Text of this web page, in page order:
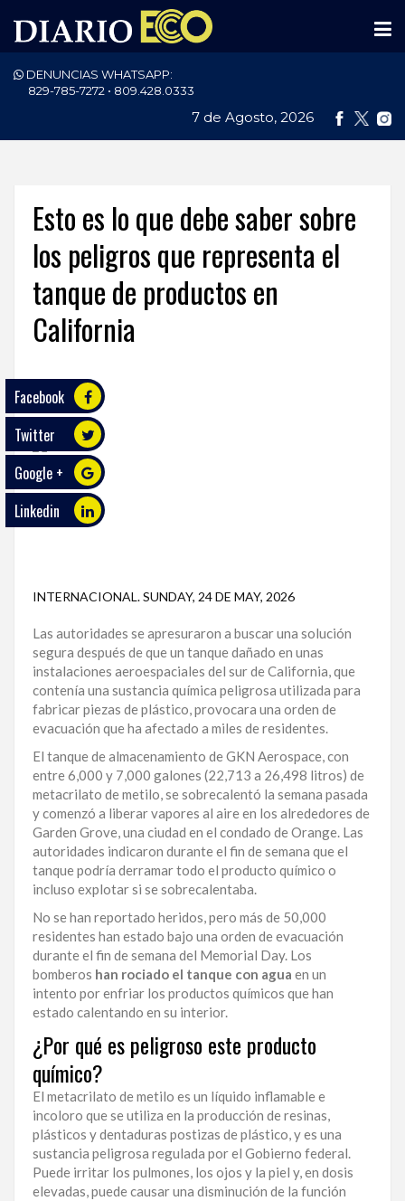
DENUNCIAS WHATSAPP:
829-785-7272 • 809.428.0333
7 de Agosto, 2026
PORTADA
ECONOMÍA
DEPORTES
ENTRETENIMIENTO
TECNOLOGÍA
ECO
PLAY
TRABAJOS
DE
NACIONAL
SANTO
DOMINGO
SANTIAGO
SAN
JUAN
LA
ALTAGRACIA
PUERTO
PLATA
CONTÁCTENOS
Esto es lo que debe saber sobre
los peligros que representa el
tanque de productos en
California
Facebook
Twitter
Google +
Linkedin
INTERNACIONAL.SUNDAY, 24 DE MAY, 2026
Las autoridades se apresuraron a buscar una solución
segura después de que un tanque dañado en unas
instalaciones aeroespaciales del sur de California, que
contenía una sustancia química peligrosa utilizada para
fabricar piezas de plástico, provocara una orden de
evacuación que ha afectado a miles de residentes.
El tanque de almacenamiento de GKN Aerospace, con
entre 6,000 y 7,000 galones (22,713 a 26,498 litros) de
metacrilato de metilo, se sobrecalentó la semana pasada
y comenzó a liberar vapores al aire en los alrededores de
Garden Grove, una ciudad en el condado de Orange. Las
autoridades indicaron durante el fin de semana que el
tanque podría derramar todo el producto químico o
incluso explotar si se sobrecalentaba.
No se han reportado heridos, pero más de 50,000
residentes han estado bajo una orden de evacuación
durante el fin de semana del Memorial Day. Los
bomberos han rociado el tanque con agua en un
intento por enfriar los productos químicos que han
estado calentando en su interior.
¿Por qué es peligroso este producto
químico?
El metacrilato de metilo es un líquido inflamable e
incoloro que se utiliza en la producción de resinas,
plásticos y dentaduras postizas de plástico, y es una
sustancia peligrosa regulada por el Gobierno federal.
Puede irritar los pulmones, los ojos y la piel y, en dosis
elevadas, puede causar una disminución de la función